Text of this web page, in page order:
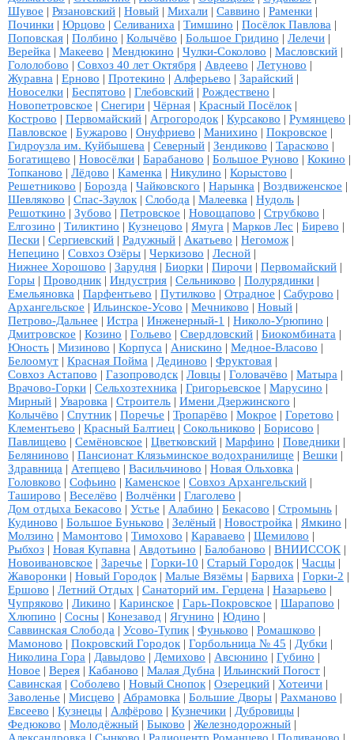
Шувое | Рязановский | Новый | Михали | Саввино | Раменки |
Починки | Юрцово | Селиваниха | Тимшино | Посёлок Павлова |
Поповская | Полбино | Колычёво | Большое Гридино | Лелечи |
Верейка | Макеево | Мендюкино | Чулки-Соколово | Масловский |
Гололобово | Совхоз 40 лет Октября | Авдеево | Летуново |
Журавна | Ерново | Протекино | Алферьево | Зарайский |
Новоселки | Беспятово | Глебовский | Рождествено |
Новопетровское | Снегири | Чёрная | Красный Посёлок |
Кострово | Первомайский | Агрогородок | Курсаково | Румянцево |
Павловское | Бужарово | Онуфриево | Манихино | Покровское |
Гидроузла им. Куйбышева | Северный | Зендиково | Тарасково |
Богатищево | Новосёлки | Барабаново | Большое Руново | Кокино |
Топканово | Лёдово | Каменка | Никулино | Корыстово |
Решетниково | Борозда | Чайковского | Нарынка | Воздвиженское |
Шевляково | Спас-Заулок | Слобода | Малеевка | Нудоль |
Решоткино | Зубово | Петровское | Новощапово | Струбково |
Елгозино | Тиликтино | Кузнецово | Ямуга | Марков Лес | Бирево |
Пески | Сергиевский | Радужный | Акатьево | Негомож |
Непецино | Совхоз Озёры | Черкизово | Лесной |
Нижнее Хорошово | Зарудня | Биорки | Пирочи | Первомайский |
Горы | Проводник | Индустрия | Сельниково | Полурядинки |
Емельяновка | Парфентьево | Путилково | Отрадное | Сабурово |
Архангельское | Ильинское-Усово | Мечниково | Новый |
Петрово-Дальнее | Истра | Инженерный-1 | Николо-Урюпино |
Дмитровское | Козино | Гольево | Свердловский | Биокомбината |
Юность | Мизиново | Корпуса | Анискино | Медное-Власово |
Белоомут | Красная Пойма | Дединово | Фруктовая |
Совхоз Астапово | Газопроводск | Ловцы | Головачёво | Матыра |
Врачово-Горки | Сельхозтехника | Григорьевское | Марусино |
Мирный | Уваровка | Строитель | Имени Дзержинского |
Колычёво | Спутник | Поречье | Тропарёво | Мокрое | Горетово |
Клементьево | Красный Балтиец | Сокольниково | Борисово |
Павлищево | Семёновское | Цветковский | Марфино | Поведники |
Беляниново | Пансионат Клязьминское водохранилище | Вешки |
Здравница | Атепцево | Васильчиново | Новая Ольховка |
Головково | Софьино | Каменское | Совхоз Архангельский |
Таширово | Веселёво | Волчёнки | Глаголево |
Дом отдыха Бекасово | Устье | Алабино | Бекасово | Стромынь |
Кудиново | Большое Буньково | Зелёный | Новостройка | Ямкино |
Молзино | Мамонтово | Тимохово | Караваево | Щемилово |
Рыбхоз | Новая Купавна | Авдотьино | Балобаново | ВНИИССОК |
Новоивановское | Заречье | Горки-10 | Старый Городок | Часцы |
Жаворонки | Новый Городок | Малые Вязёмы | Барвиха | Горки-2 |
Ершово | Летний Отдых | Санаторий им. Герцена | Назарьево |
Чупряково | Ликино | Каринское | Гарь-Покровское | Шарапово |
Хлюпино | Сосны | Конезавод | Ягунино | Юдино |
Саввинская Слобода | Усово-Тупик | Фуньково | Ромашково |
Мамоново | Покровский Городок | Горбольница № 45 | Дубки |
Николина Гора | Давыдово | Демихово | Авсюнино | Губино |
Новое | Верея | Кабаново | Малая Дубна | Ильинский Погост |
Савинская | Соболево | Новый Снопок | Озерецкий | Хотеичи |
Заволенье | Мисцево | Абрамовка | Большие Дворы | Рахманово |
Евсеево | Кузнецы | Алфёрово | Кузнечики | Дубровицы |
Федюково | Молодёжный | Быково | Железнодорожный |